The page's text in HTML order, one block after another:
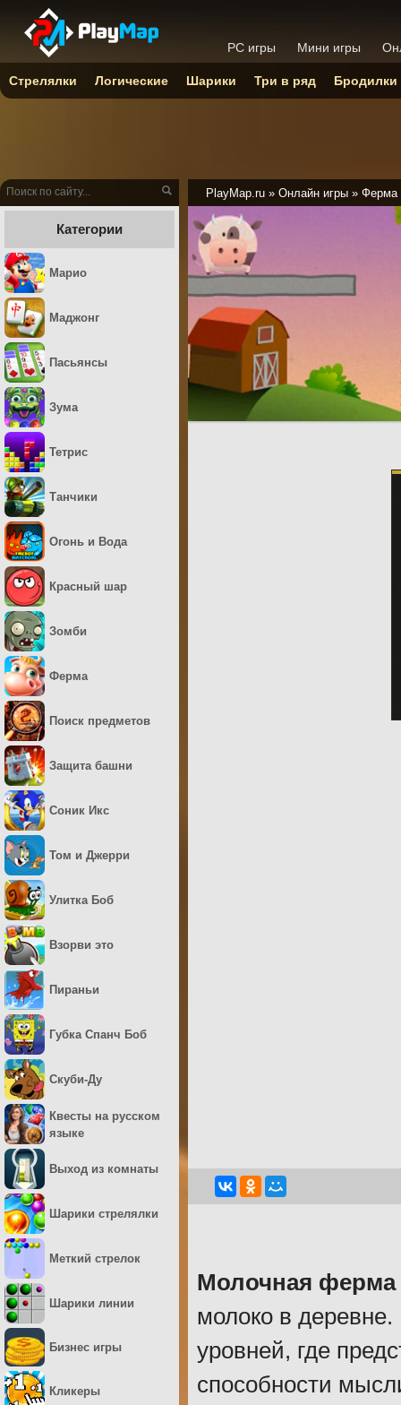
PlayMap.ru » Онлайн игры » Ферма
Молочная ферма
молоко в деревне.
уровней, где
способности
Категории
Марио
Маджонг
Пасьянсы
Зума
Тетрис
Танчики
Огонь и Вода
Красный шар
Зомби
Ферма
Поиск предметов
Защита башни
Соник Икс
Том и Джерри
Улитка Боб
Взорви это
Пираньи
Губка Спанч Боб
Скуби-Ду
Квесты на русском
языке
Выход из комнаты
Шарики стрелялки
Меткий стрелок
Шарики линии
Бизнес игры
Кликеры
PC игры Мини игры
Стрелялки Логические Шарики Три в ряд Бродилки